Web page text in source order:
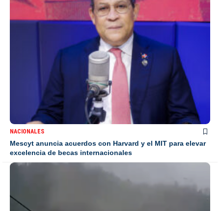
NACIONALES
Mescyt anuncia acuerdos con Harvard y el MIT para elevar
excelencia de becas internacionales